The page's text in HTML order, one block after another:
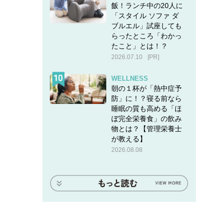
飯！ランチ中の20人に
「スタイル ソファ ダ
ブルエル」試座しても
らったところ「わかっ
たこと」とは！？
2026.07.10 [PR]
WELLNESS
朝の１杯が「熱中症予
防」に！？寝る前なら
睡眠の質も高める「ほ
ぼ完全栄養食」の飲み
物とは？【管理栄養士
が教える】
2026.08.08